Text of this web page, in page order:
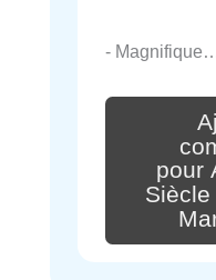
-
pour